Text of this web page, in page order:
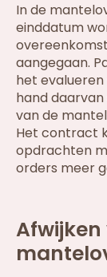
In de
einddatum
aangegaan.
het
hand
van de
Het contract
opdrachten
orders meer